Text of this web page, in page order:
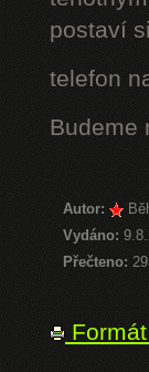
postaví
telefon
Budeme
Autor:
Vydáno:
Přečteno: